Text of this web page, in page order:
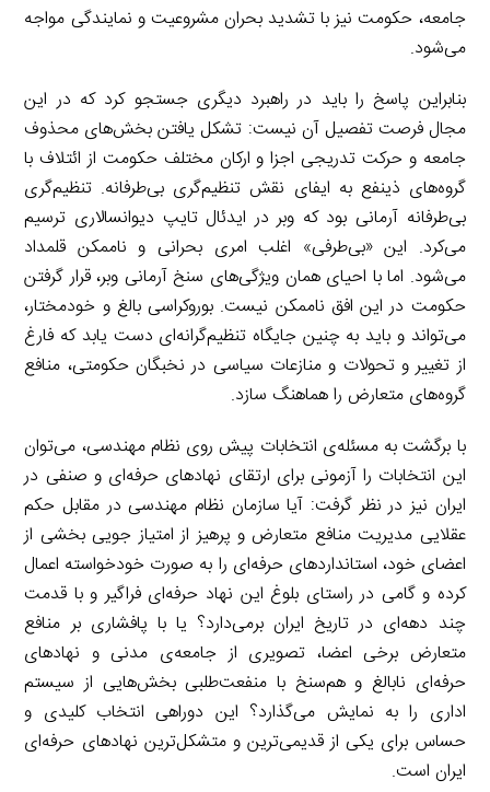
جامعه، حکومت نیز با تشدید بحران مشروعیت و نمایندگی مواجه
می‌شود.
بنابراین پاسخ را باید در راهبرد دیگری جستجو کرد که در این
مجال فرصت تفصیل آن نیست: تشکل یافتن بخش‌های محذوف
جامعه و حرکت تدریجی اجزا و ارکان مختلف حکومت از ائتلاف با
گروه‌های ذینفع به ایفای نقش تنظیم‌گری بی‌طرفانه. تنظیم‌گری
بی‌طرفانه آرمانی بود که وبر در ایدئال تایپ دیوانسالاری ترسیم
می‌کرد. این «بی‌طرفی» اغلب امری بحرانی و ناممکن قلمداد
می‌شود. اما با احیای همان ویژگی‌های سنخ آرمانی وبر، قرار گرفتن
حکومت در این افق ناممکن نیست. بوروکراسی بالغ و خودمختار،
می‌تواند و باید به چنین جایگاه تنظیم‌گرانه‌ای دست یابد که فارغ
از تغییر و تحولات و منازعات سیاسی در نخبگان حکومتی، منافع
گروه‌های متعارض را هماهنگ سازد.
با برگشت به مسئله‌ی انتخابات پیش روی نظام مهندسی، می‌توان
این انتخابات را آزمونی برای ارتقای نهادهای حرفه‌ای و صنفی در
ایران نیز در نظر گرفت: آیا سازمان نظام مهندسی در مقابل حکم
عقلایی مدیریت منافع متعارض و پرهیز از امتیاز جویی بخشی از
اعضای خود، استانداردهای حرفه‌ای را به صورت خودخواسته اعمال
کرده و گامی در راستای بلوغ این نهاد حرفه‌ای فراگیر و با قدمت
چند دهه‌ای در تاریخ ایران برمی‌دارد؟ یا با پافشاری بر منافع
متعارض برخی اعضا، تصویری از جامعه‌ی مدنی و نهادهای
حرفه‌ای نابالغ و هم‌سنخ با منفعت‌طلبی بخش‌هایی از سیستم
اداری را به نمایش می‌گذارد؟ این دوراهی انتخاب کلیدی و
حساس برای یکی از قدیمی‌ترین و متشکل‌ترین نهادهای حرفه‌ای
ایران است.